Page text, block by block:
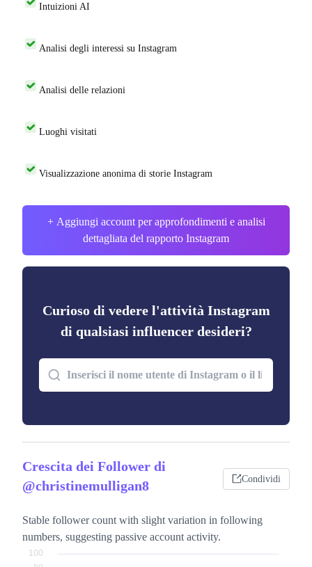
Intuizioni AI
Analisi degli interessi su Instagram
Analisi delle relazioni
Luoghi visitati
Visualizzazione anonima di storie Instagram
+ Aggiungi account per approfondimenti e analisi
dettagliata del rapporto Instagram
Curioso di vedere l'attività Instagram
di qualsiasi influencer desideri?
Crescita dei Follower di
@christinemulligan8
Condividi
Stable follower count with slight variation in following
numbers, suggesting passive account activity.